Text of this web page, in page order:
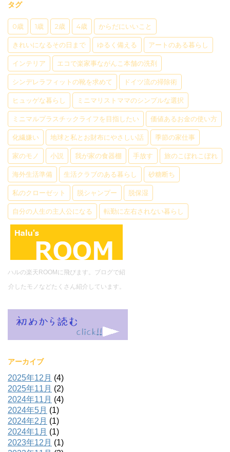
タグ
0歳 1歳 2歳 4歳 からだにいいこと
きれいになるその日まで ゆるく備える アートのある暮らし
インテリア エコで楽家事ながんこ本舗の洗剤
シンデレラフィットの靴を求めて ドイツ流の掃除術
ヒュッゲな暮らし ミニマリストママのシンプルな選択
ミニマルプラスチックライフを目指したい 価値あるお金の使い方
化繊嫌い 地球と私とお財布にやさしい話 季節の家仕事
家のモノ 小説 我が家の食器棚 手放す 旅のこぼれこぼれ
海外生活準備 生活クラブのある暮らし 砂糖断ち
私のクローゼット 脱シャンプー 脱保湿
自分の人生の主人公になる 転勤に左右されない暮らし
ハルの楽天ROOMに飛びます。ブログで紹
介したモノなどたくさん紹介しています。
アーカイブ
2025年12月 (4)
2025年11月 (2)
2024年11月 (4)
2024年5月 (1)
2024年2月 (1)
2024年1月 (1)
2023年12月 (1)